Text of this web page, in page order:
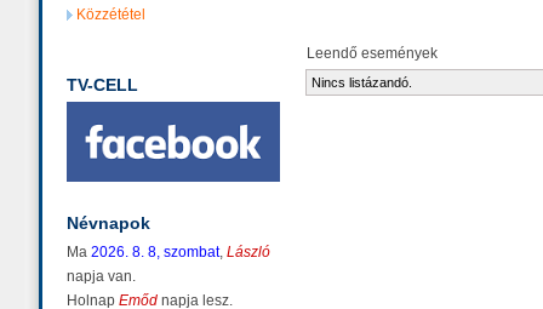
Közzététel
TV-CELL
Névnapok
Ma 2026. 8. 8, szombat, László
napja van.
Holnap Emőd napja lesz.
Leendő események
Nincs listázandó.